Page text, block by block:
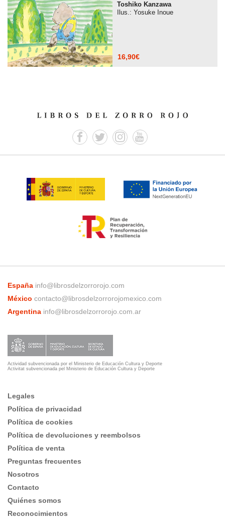
Toshiko Kanzawa
Ilus.: Yosuke Inoue
16,90€
España info@librosdelzorrorojo.com
México contacto@librosdelzorrorojomexico.com
Argentina info@librosdelzorrorojo.com.ar
Actividad subvencionada por el Ministerio de Educación Cultura y Deporte
Activitat subvencionada pel Ministerio de Educación Cultura y Deporte
Legales
Política de privacidad
Política de cookies
Política de devoluciones y reembolsos
Política de venta
Preguntas frecuentes
Nosotros
Contacto
Quiénes somos
Reconocimientos